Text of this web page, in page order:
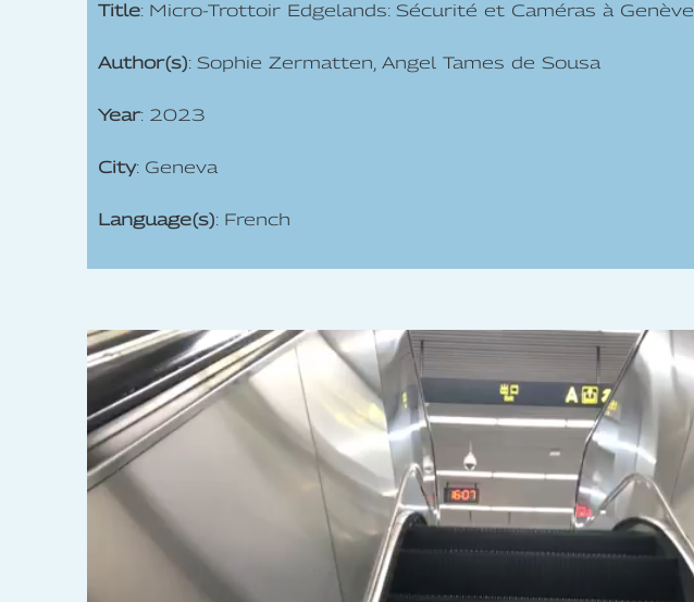
Title: Micro-Trottoir Edgelands: Sécurité et Caméras à Genève
Author(s): Sophie Zermatten, Angel Tames de Sousa
Year: 2023
City: Geneva
Language(s): French